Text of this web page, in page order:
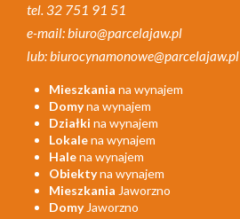
tel. 32 751 91 51
e-mail: biuro@parcelajaw.pl
lub: biurocynamonowe@parcelajaw.pl
Mieszkania na wynajem
Domyna wynajem
Działki na wynajem
Lokalena wynajem
Halena wynajem
Obiektyna wynajem
Mieszkania Jaworzno
DomyJaworzno